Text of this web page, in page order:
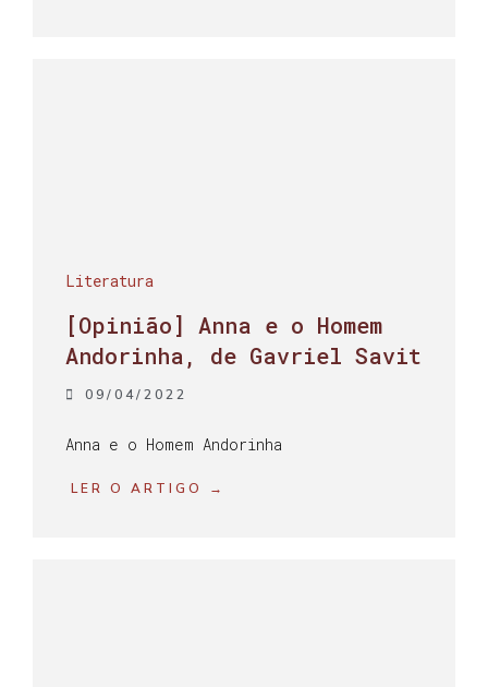
Literatura
[Opinião] Anna e o Homem
Andorinha, de Gavriel Savit
09/04/2022
Anna e o Homem Andorinha
LER O ARTIGO →